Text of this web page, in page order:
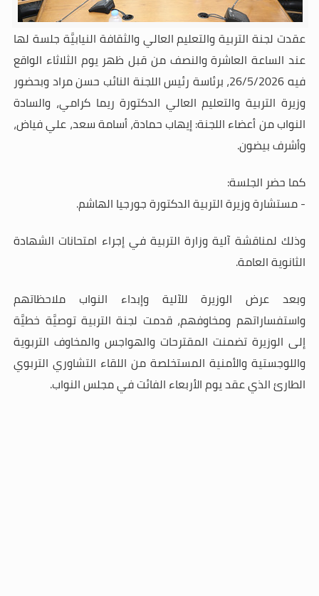
عقدت لجنة التربية والتعليم العالي والثقافة النيابيَّة جلسة لها
عند الساعة العاشرة والنصف من قبل ظهر يوم الثلاثاء الواقع
فيه 26/5/2026، برئاسة رئيس اللجنة النائب حسن مراد وبحضور
وزيرة التربية والتعليم العالي الدكتورة ريما كرامي، والسادة
النواب من أعضاء اللجنة: إيهاب حمادة، أسامة سعد، علي فياض،
وأشرف بيضون.
كما حضر الجلسة:
- مستشارة وزيرة التربية الدكتورة جورجيا الهاشم.
وذلك لمناقشة آلية وزارة التربية في إجراء امتحانات الشهادة
الثانوية العامة.
وبعد عرض الوزيرة للآلية وإبداء النواب ملاحظاتهم
واستفساراتهم ومخاوفهم، قدمت لجنة التربية توصيَّة خطيَّة
إلى الوزيرة تضمنت المقترحات والهواجس والمخاوف التربوية
واللوجستية والأمنية المستخلصة من اللقاء التشاوري التربوي
الطارئ الذي عقد يوم الأربعاء الفائت في مجلس النواب.